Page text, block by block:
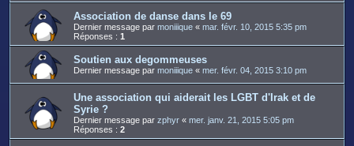
Association de danse dans le 69
Dernier message par moniiique « mar. févr. 10, 2015 5:35 pm
Réponses : 1
Soutien aux degommeuses
Dernier message par moniiique « mer. févr. 04, 2015 3:10 pm
Une association qui aiderait les LGBT d'Irak et de
Syrie ?
Dernier message par zphyr « mer. janv. 21, 2015 5:05 pm
Réponses : 2